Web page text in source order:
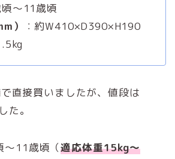
頃～11歳頃
）
：約W410×D390×H190
直接買いましたが、値段は
た。
～11歳頃（適応体重15kg～